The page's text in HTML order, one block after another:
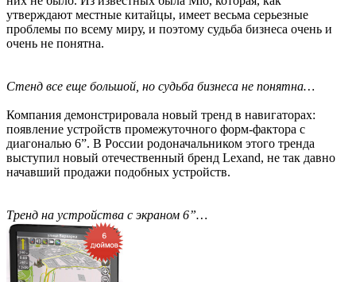
утверждают местные китайцы, имеет весьма серьезные
проблемы по всему миру, и поэтому судьба бизнеса очень и
очень не понятна.
Стенд все еще большой, но судьба бизнеса не понятна…
Компания демонстрировала новый тренд в навигаторах:
появление устройств промежуточного форм-фактора с
диагональю 6”. В России родоначальником этого тренда
выступил новый отечественный бренд Lexand, не так давно
начавший продажи подобных устройств.
Тренд на устройства с экраном 6”…